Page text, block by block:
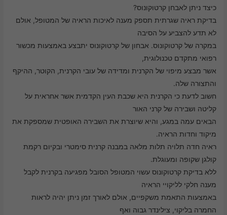
כיצד ניתן לאבחן קרטוקונוס?
בדיקת ראיה שגרתית תספק מענה לאיכות הראיה של המטופל, אולם
לא תדע להצביע על הסיבה
במקרה של קרטוקונוס. אבחון של קרטוקונוס יתבצע באמצעות מכשור
רפואי מתקדם טכנולוגית,
אשר מבצע מיפוי של הקרנית ומדידה של עובי הקרנית, הקוטר, ההיקף
והתצורה שלה.
חשוב לדעת כי הקרנית היא שכבת העין הקדמית אשר אחראית על
קליטה ושבירה של קרני האור
הבאים עמה במגע, והיא שיוצרת את השבירה האופטית שמספקת את
מיקוד וחדות הראיה.
ראיה חדה תלויה תלות מלאה במבנה קרנית סימטרי ובקיום רקמת
קולגן שקופה ומעוגלת.
ללא בדיקת קרטוקונוס עשוי המטופל הסובל מפגיעה בקרנית לקבל
מענה חלקי לליקויי הראיה
באמצעות התאמת משקפיים, אולם לאורך זמן ניתן יהיה לראות
החמרה בליקוי, צילינדר גבוה ואף